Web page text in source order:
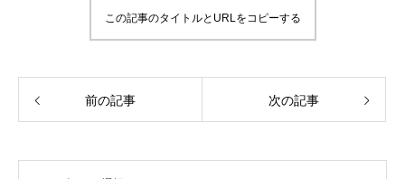
この記事のタイトルとURLをコピーする
前の記事 次の記事